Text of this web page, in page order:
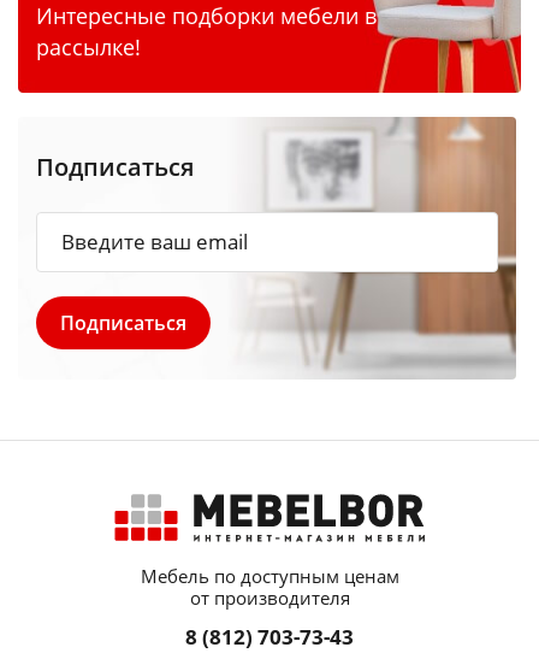
Интересные подборки мебели в
рассылке!
Подписаться
Мебель по доступным ценам
от производителя
8 (812) 703-73-43